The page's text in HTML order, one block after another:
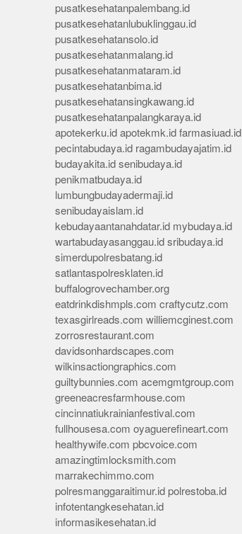
pusatkesehatanpalembang.id
pusatkesehatanlubuklinggau.id
pusatkesehatansolo.id
pusatkesehatanmalang.id
pusatkesehatanmataram.id
pusatkesehatanbima.id
pusatkesehatansingkawang.id
pusatkesehatanpalangkaraya.id
apotekerku.id apotekmk.id farmasiuad.id
pecintabudaya.id ragambudayajatim.id
budayakita.id senibudaya.id
penikmatbudaya.id
lumbungbudayadermaji.id
senibudayaislam.id
kebudayaantanahdatar.id mybudaya.id
wartabudayasanggau.id sribudaya.id
simerdupolresbatang.id
satlantaspolresklaten.id
buffalogrovechamber.org
eatdrinkdishmpls.com craftycutz.com
texasgirlreads.com williemcginest.com
zorrosrestaurant.com
davidsonhardscapes.com
wilkinsactiongraphics.com
guiltybunnies.com acemgmtgroup.com
greeneacresfarmhouse.com
cincinnatiukrainianfestival.com
fullhousesa.com oyaguerefineart.com
healthywife.com pbcvoice.com
amazingtimlocksmith.com
marrakechimmo.com
polresmanggaraitimur.id polrestoba.id
infotentangkesehatan.id
informasikesehatan.id